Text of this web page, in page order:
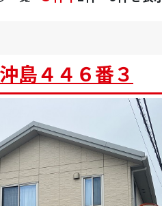
島４４６番３